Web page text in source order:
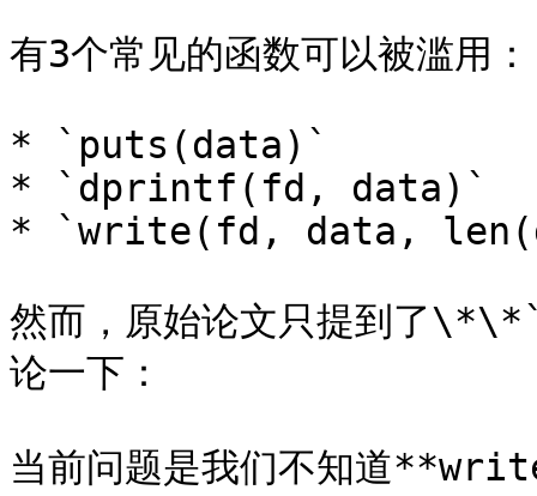
有3个常见的函数可以被滥用：
* `puts(data)`
* `dprintf(fd, data)`
* `write(fd, data,
然而，原始论文只提到了
论一下：
当前问题是我们不知道